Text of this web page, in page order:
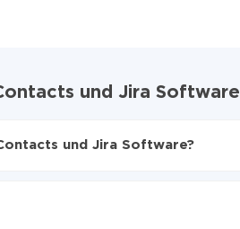
und Jira Software
und Jira Software?